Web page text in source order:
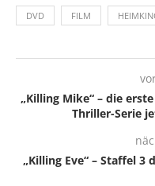
DVD FILM
„Killing Mike“ – die
Thriller-Serie
„Killing Eve“ – Staffel